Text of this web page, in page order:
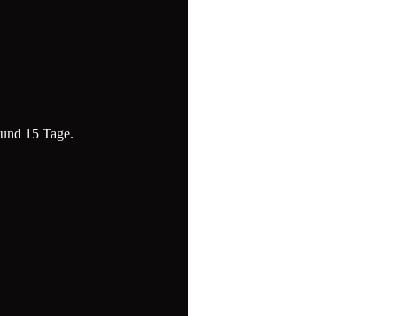
15 Tage.